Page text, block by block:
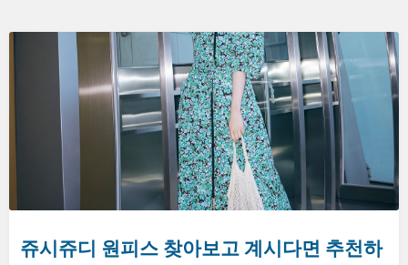
쥬시쥬디 원피스 찾아보고 계시다면 추천하